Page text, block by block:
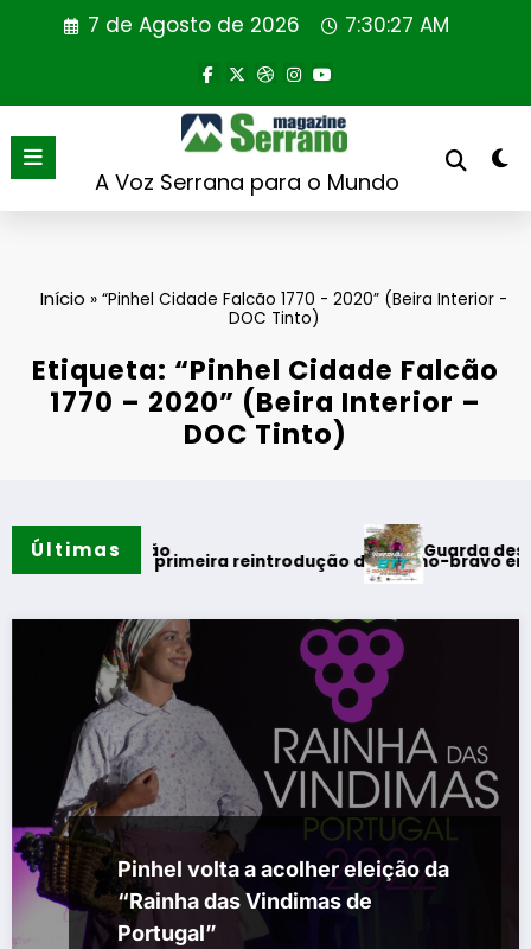
7 de Agosto de 2026 7:30:27 AM
A Voz Serrana para o Mundo
Início » “Pinhel Cidade Falcão 1770 - 2020” (Beira Interior -
DOC Tinto)
Etiqueta: “Pinhel Cidade Falcão
1770 – 2020” (Beira Interior –
DOC Tinto)
Últimas
verãoprimeira reintrodução de coelho-bravo em área
Guarda desafia
Pinhel volta a acolher eleição da
“Rainha das Vindimas de
Portugal”